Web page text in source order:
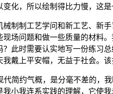
化，所以绘制得比力慢，这是
制工艺学问和新工艺、新
场问题和做一些质量的材料
此时需要认实地写一份练习
戴上平安帽，无益于社会。
约气概，是分毫不差的，
小我连系实践的理解，它使